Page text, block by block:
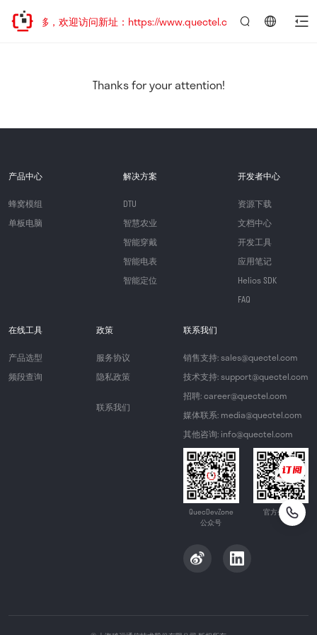
址已迁移，欢迎访问新址：https://www.quectel.com.cn
Thanks for your attention!
产品中心
蜂窝模组
单板电脑
解决方案
DTU
智慧农业
智能穿戴
智能电表
智能定位
开发者中心
资源下载
文档中心
开发工具
应用笔记
Helios SDK
FAQ
在线工具
产品选型
频段查询
政策
服务协议
隐私政策
联系我们
联系我们
销售支持: sales@quectel.com
技术支持: support@quectel.com
招聘: career@quectel.com
媒体联系: media@quectel.com
其他咨询: info@quectel.com
QuecDevZone
公众号
官方公众号